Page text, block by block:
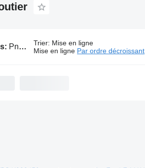
Pneumatique Ford F-MAX pour tracteur routier Trier: Mise en ligne
Mise en ligne Par ordre décroissant